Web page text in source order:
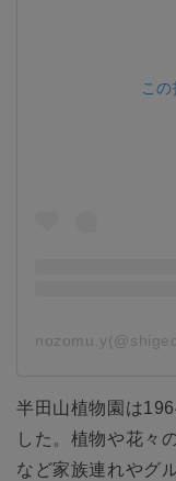
こ
半田山植物園は
した。植物や花々
など家族連れやグ